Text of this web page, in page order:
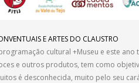
E ARTES DO CLAUSTRO
cultural +Museu e este
e outros produtos, tem como
é desconhecida, muito pelo seu